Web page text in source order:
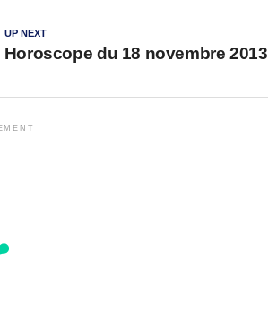
UP NEXT
Horoscope du 18 novembre 2013